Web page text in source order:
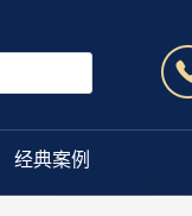
经典案例